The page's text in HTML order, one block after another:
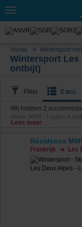
Toggle
Home Wintersport
Wintersport Les
ontbijt)
Filter 2 acc.
Wij hebben 2
Alpes 3600 - Logies &
Lees meer
Résidence
Frankrijk Les